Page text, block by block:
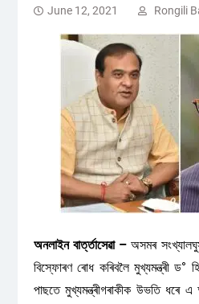
June 12, 2021 Rongili
অনলাইন বাৰ্ত্তাসেৱা – অসমৰ
বিস্ফোৰণ ৰোধ কৰিবলৈ মুখ্যমন্ত্ৰী ড°
পাছতে মুখ্যমন্ত্ৰীগৰাকীক উভতি